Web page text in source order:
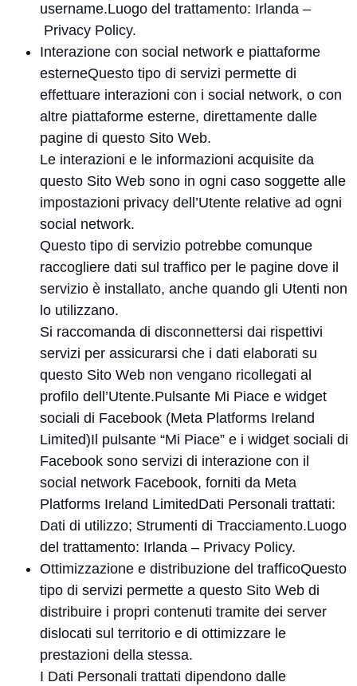
username.Luogo del trattamento: Irlanda –
Privacy Policy.
Interazione con social network e piattaforme
esterneQuesto tipo di servizi permette di
effettuare interazioni con i social network, o con
altre piattaforme esterne, direttamente dalle
pagine di questo Sito Web.
Le interazioni e le informazioni acquisite da
questo Sito Web sono in ogni caso soggette alle
impostazioni privacy dell’Utente relative ad ogni
social network.
Questo tipo di servizio potrebbe comunque
raccogliere dati sul traffico per le pagine dove il
servizio è installato, anche quando gli Utenti non
lo utilizzano.
Si raccomanda di disconnettersi dai rispettivi
servizi per assicurarsi che i dati elaborati su
questo Sito Web non vengano ricollegati al
profilo dell’Utente.Pulsante Mi Piace e widget
sociali di Facebook (Meta Platforms Ireland
Limited)Il pulsante “Mi Piace” e i widget sociali di
Facebook sono servizi di interazione con il
social network Facebook, forniti da Meta
Platforms Ireland LimitedDati Personali trattati:
Dati di utilizzo; Strumenti di Tracciamento.Luogo
del trattamento: Irlanda – Privacy Policy.
Ottimizzazione e distribuzione del trafficoQuesto
tipo di servizi permette a questo Sito Web di
distribuire i propri contenuti tramite dei server
dislocati sul territorio e di ottimizzare le
prestazioni della stessa.
I Dati Personali trattati dipendono dalle